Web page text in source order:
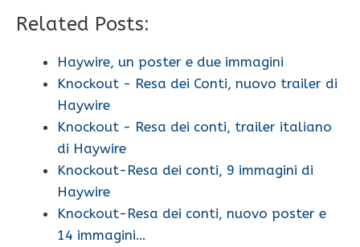
Related Posts:
Haywire, un poster e due immagini
Knockout - Resa dei Conti, nuovo trailer di
Haywire
Knockout - Resa dei conti, trailer italiano
di Haywire
Knockout-Resa dei conti, 9 immagini di
Haywire
Knockout-Resa dei conti, nuovo poster e
14 immagini…